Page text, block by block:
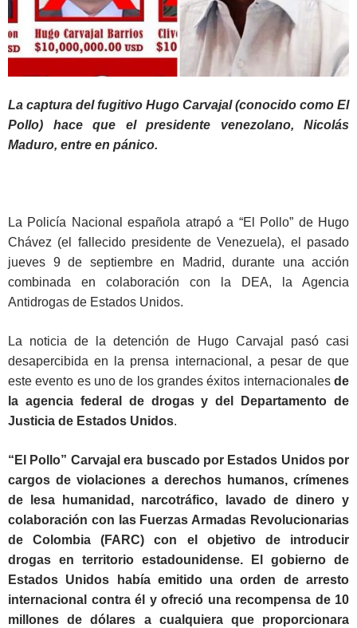
La captura del fugitivo Hugo Carvajal (conocido como El
Pollo) hace que el presidente venezolano, Nicolás
Maduro, entre en pánico.
La Policía Nacional española atrapó a “El Pollo” de Hugo
Chávez (el fallecido presidente de Venezuela), el pasado
jueves 9 de septiembre en Madrid, durante una acción
combinada en colaboración con la DEA, la Agencia
Antidrogas de Estados Unidos.
La noticia de la detención de Hugo Carvajal pasó casi
desapercibida en la prensa internacional, a pesar de que
este evento es uno de los grandes éxitos internacionales de
la agencia federal de drogas y del Departamento de
Justicia de Estados Unidos.
“El Pollo” Carvajal era buscado por Estados Unidos por
cargos de violaciones a derechos humanos, crímenes
de lesa humanidad, narcotráfico, lavado de dinero y
colaboración con las Fuerzas Armadas Revolucionarias
de Colombia (FARC) con el objetivo de introducir
drogas en territorio estadounidense. El gobierno de
Estados Unidos había emitido una orden de arresto
internacional contra él y ofreció una recompensa de 10
millones de dólares a cualquiera que proporcionara